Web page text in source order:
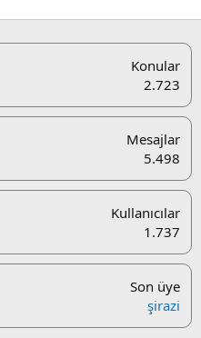
Konular
2.723
Mesajlar
5.498
Kullanıcılar
1.737
Son üye
şirazi